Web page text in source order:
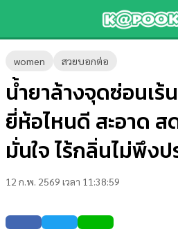
women สวยบอกต่อ
น้ำยาล้างจุดซ่อนเร้
ยี่ห้อไหนดี สะอาด
มั่นใจ ไร้กลิ่นไม่พึงป
12 ก.พ. 2569 เวลา 11:38:59
ข่าว-
ความ
รู้
บันเทิง
ตรวจ
หวย